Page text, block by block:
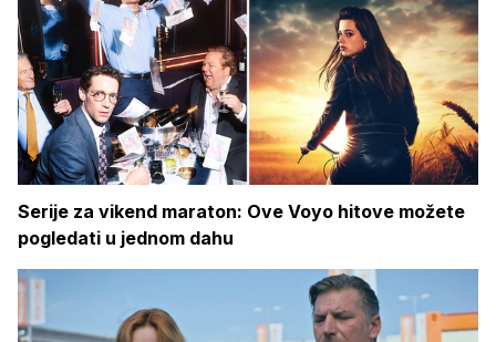
Serije za vikend maraton: Ove Voyo hitove možete
pogledati u jednom dahu